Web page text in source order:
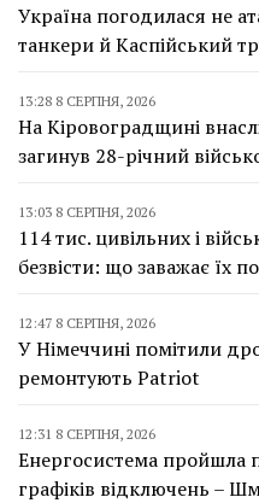
Україна погодилася не
танкери й Каспійський
13:28 8 СЕРПНЯ, 2026
На Кіровоградщині
загинув 28-річний
13:03 8 СЕРПНЯ, 2026
114 тис. цивільних і
безвісти: що заважає їх
12:47 8 СЕРПНЯ, 2026
У Німеччині помітили
ремонтують Patriot
12:31 8 СЕРПНЯ, 2026
Енергосистема пройшла
графіків відключень –